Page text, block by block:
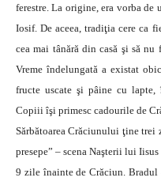
ferestre. La origine, era vorba
Iosif. De aceea, tradiţia cere ca
cea mai tânără din casă şi să nu
Vreme îndelungată a existat
fructe uscate şi pâine cu
Copiii îşi primesc cadourile de
Sărbătoarea Crăciunului ţine
presepe” – scena Naşterii lui
9 zile înainte de Crăciun. Bradul